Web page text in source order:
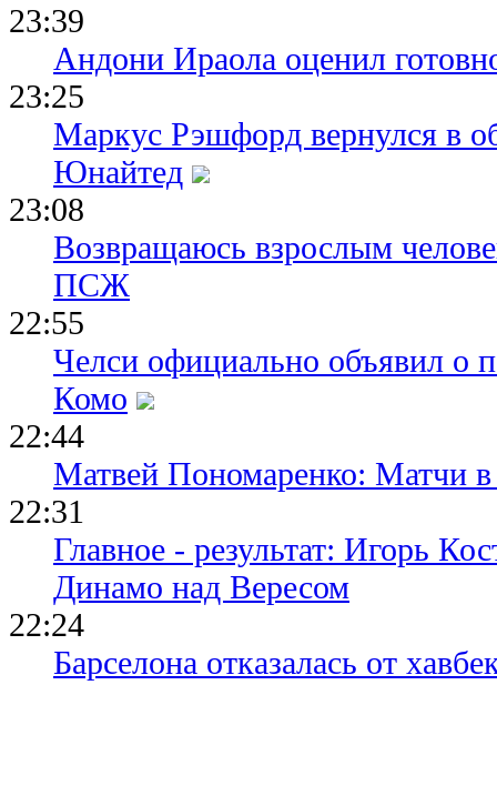
23:39
Андони Ираола оценил
23:25
Маркус Рэшфорд вернулся в
Юнайтед
23:08
Возвращаюсь взрослым
ПСЖ
22:55
Челси официально объявил о
Комо
22:44
Матвей Пономаренко: Матчи в
22:31
Главное - результат: Игорь
Динамо над Вересом
22:24
Барселона отказалась от